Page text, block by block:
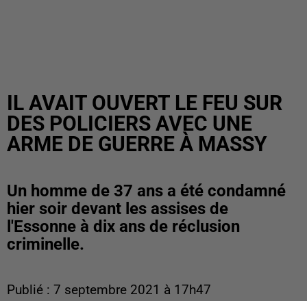
IL AVAIT OUVERT LE FEU SUR
DES POLICIERS AVEC UNE
ARME DE GUERRE À MASSY
Un homme de 37 ans a été condamné
hier soir devant les assises de
l'Essonne à dix ans de réclusion
criminelle.
Publié : 7 septembre 2021 à 17h47